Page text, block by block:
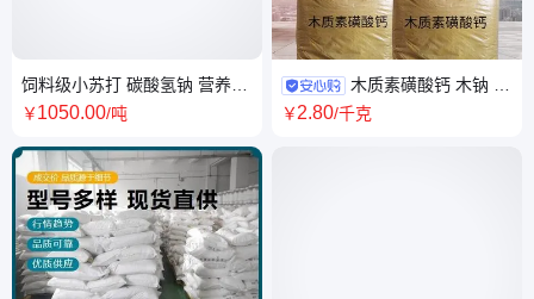
饲料级小苏打 碳酸氢钠 营养添
加剂 补充矿物质预混合复合肥
￥1050.00/吨
木质素磺酸钙 木钠 分
散剂工业级 混凝土减水剂
￥2.80/千克